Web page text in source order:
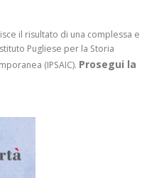
il risultato di una complessa e
Pugliese per la Storia
(IPSAIC). Prosegui la